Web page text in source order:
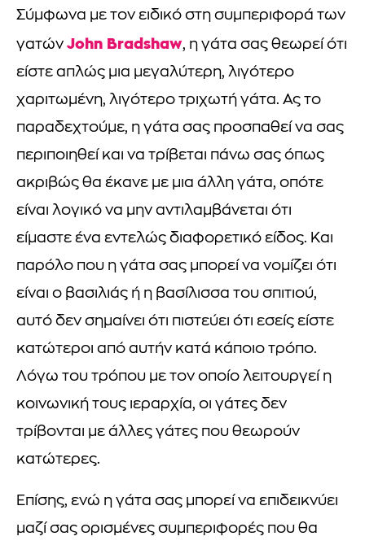
Σύμφωνα με τον ειδικό στη συμπεριφορά των
γατών John Bradshaw, η γάτα σας θεωρεί ότι
είστε απλώς μια μεγαλύτερη, λιγότερο
χαριτωμένη, λιγότερο τριχωτή γάτα. Ας το
παραδεχτούμε, η γάτα σας προσπαθεί να σας
περιποιηθεί και να τρίβεται πάνω σας όπως
ακριβώς θα έκανε με μια άλλη γάτα, οπότε
είναι λογικό να μην αντιλαμβάνεται ότι
είμαστε ένα εντελώς διαφορετικό είδος. Και
παρόλο που η γάτα σας μπορεί να νομίζει ότι
είναι ο βασιλιάς ή η βασίλισσα του σπιτιού,
αυτό δεν σημαίνει ότι πιστεύει ότι εσείς είστε
κατώτεροι από αυτήν κατά κάποιο τρόπο.
Λόγω του τρόπου με τον οποίο λειτουργεί η
κοινωνική τους ιεραρχία, οι γάτες δεν
τρίβονται με άλλες γάτες που θεωρούν
κατώτερες.
Επίσης, ενώ η γάτα σας μπορεί να επιδεικνύει
μαζί σας ορισμένες συμπεριφορές που θα